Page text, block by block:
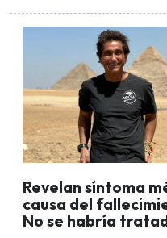
Revelan síntoma
causa del
No se habría